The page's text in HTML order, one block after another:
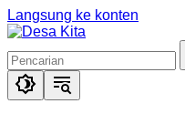
Langsung ke konten